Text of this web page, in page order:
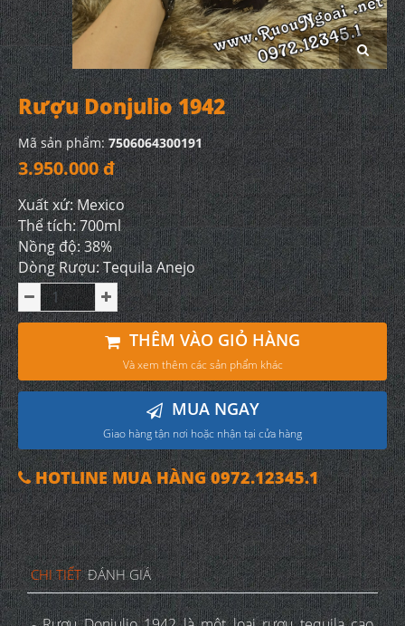
Rượu Donjulio 1942
Mã sản phẩm:7506064300191
3.950.000 đ
Xuất xứ: Mexico
Thể tích: 700ml
Nồng độ: 38%
Dòng Rượu: Tequila Anejo
THÊM VÀO GIỎ HÀNG
Và xem thêm các sản phẩm khác
MUA NGAY
Giao hàng tận nơi hoặc nhận tại cửa hàng
HOTLINE MUA HÀNG 0972.12345.1
CHI TIẾT ĐÁNH GIÁ